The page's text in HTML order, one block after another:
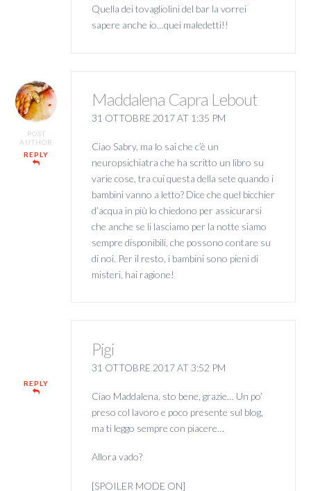
Quella dei tovagliolini del bar la vorrei
sapere anche io…quei maledetti!!
POST
AUTHOR
REPLY
Maddalena Capra Lebout
31 OTTOBRE 2017 AT 1:35 PM
Ciao Sabry, ma lo sai che c’è un
neuropsichiatra che ha scritto un libro su
varie cose, tra cui questa della sete quando i
bambini vanno a letto? Dice che quel bicchier
d’acqua in più lo chiedono per assicurarsi
che anche se li lasciamo per la notte siamo
sempre disponibili, che possono contare su
di noi. Per il resto, i bambini sono pieni di
misteri, hai ragione!
REPLY
Pigi
31 OTTOBRE 2017 AT 3:52 PM
Ciao Maddalena, sto bene, grazie… Un po’
preso col lavoro e poco presente sul blog,
ma ti leggo sempre con piacere…
Allora vado?
[SPOILER MODE ON]